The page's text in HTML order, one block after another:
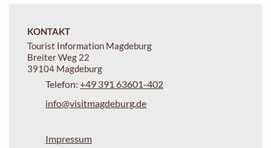
KONTAKT
Tourist Information Magdeburg
Breiter Weg 22
39104 Magdeburg
Telefon: +49 391 63601-402
info@visitmagdeburg.de
Impressum